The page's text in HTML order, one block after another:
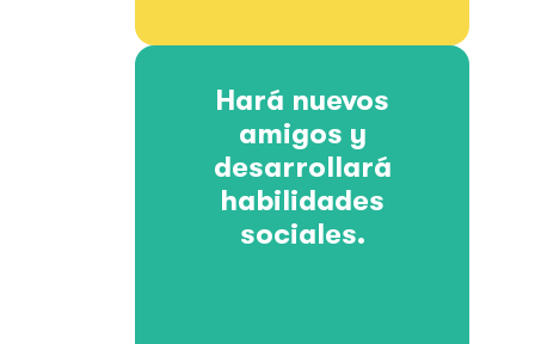
Hará nuevos
amigos y
desarrollará
habilidades
sociales.